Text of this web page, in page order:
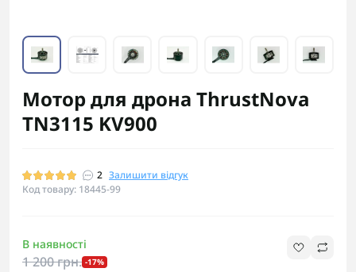
Мотор для дрона ThrustNova
TN3115 KV900
2 Залишити відгук
Код товару: 18445-99
В наявності
1 200 грн. -17%